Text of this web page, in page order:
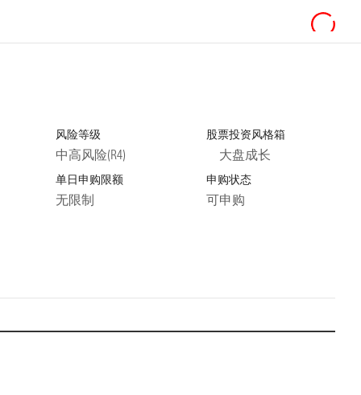
风险等级
中高风险(R4)
股票投资风格箱
大盘成长
单日申购限额
无限制
申购状态
可申购